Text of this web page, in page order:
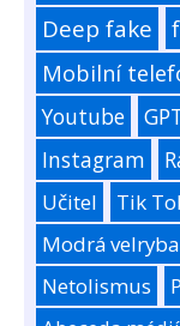
Deep fake
Mobilní
Youtube
Instagram
Učitel
Tik
Modrá velryba
Netolismus